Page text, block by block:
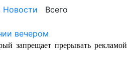
Новости Всего
запрещает прерывать рекламой